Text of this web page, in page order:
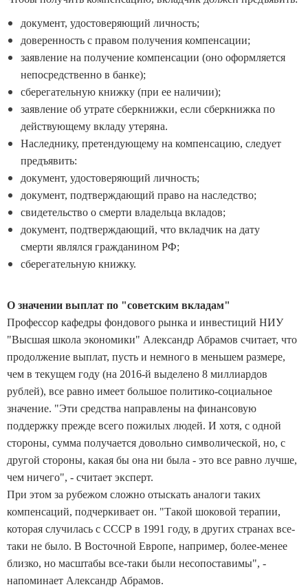
документ, удостоверяющий личность;
доверенность с правом получения компенсации;
заявление на получение компенсации (оно оформляется
непосредственно в банке);
сберегательную книжку (при ее наличии);
заявление об утрате сберкнижки, если сберкнижка по
действующему вкладу утеряна.
Наследнику, претендующему на компенсацию, следует
предъявить:
документ, удостоверяющий личность;
документ, подтверждающий право на наследство;
свидетельство о смерти владельца вкладов;
документ, подтверждающий, что вкладчик на дату
смерти являлся гражданином РФ;
сберегательную книжку.
О значении выплат по "советским вкладам"
Профессор кафедры фондового рынка и инвестиций НИУ
"Высшая школа экономики" Александр Абрамов считает, что
продолжение выплат, пусть и немного в меньшем размере,
чем в текущем году (на 2016-й выделено 8 миллиардов
рублей), все равно имеет большое политико-социальное
значение. "Эти средства направлены на финансовую
поддержку прежде всего пожилых людей. И хотя, с одной
стороны, сумма получается довольно символической, но, с
другой стороны, какая бы она ни была - это все равно лучше,
чем ничего", - считает эксперт.
При этом за рубежом сложно отыскать аналоги таких
компенсаций, подчеркивает он. "Такой шоковой терапии,
которая случилась с СССР в 1991 году, в других странах все-
таки не было. В Восточной Европе, например, более-менее
близко, но масштабы все-таки были несопоставимы", -
напоминает Александр Абрамов.